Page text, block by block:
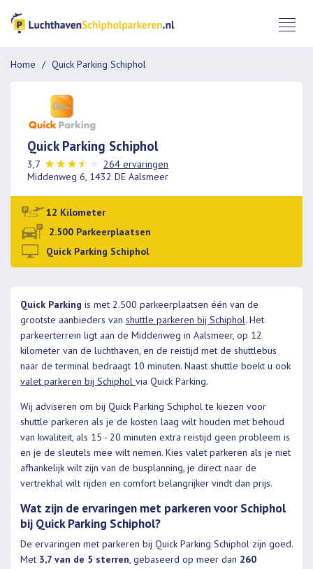
Home Quick Parking Schiphol
Quick Parking Schiphol
3,7
264 ervaringen
Middenweg 6, 1432 DE Aalsmeer
12 Kilometer
2.500 Parkeerplaatsen
Quick Parking Schiphol
Quick Parking is met 2.500 parkeerplaatsen één van de
grootste aanbieders van shuttle parkeren bij Schiphol. Het
parkeerterrein ligt aan de Middenweg in Aalsmeer, op 12
kilometer van de luchthaven, en de reistijd met de shuttlebus
naar de terminal bedraagt 10 minuten. Naast shuttle boekt u ook
valet parkeren bij Schiphol via Quick Parking.
Wij adviseren om bij Quick Parking Schiphol te kiezen voor
shuttle parkeren als je de kosten laag wilt houden met behoud
van kwaliteit, als 15 - 20 minuten extra reistijd geen probleem is
en je de sleutels mee wilt nemen. Kies valet parkeren als je niet
afhankelijk wilt zijn van de busplanning, je direct naar de
vertrekhal wilt rijden en comfort belangrijker vindt dan prijs.
Wat zijn de ervaringen met parkeren voor Schiphol
bij Quick Parking Schiphol?
De ervaringen met parkeren bij Quick Parking Schiphol zijn goed.
Met 3,7 van de 5 sterren , gebaseerd op meer dan 260